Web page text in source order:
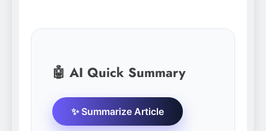
🤖 AI Quick Summary
✨ Summarize Article